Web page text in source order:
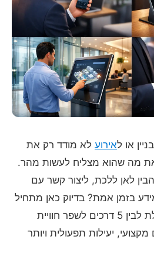
או לאירוע לא מודד רק את
מה שהוא מצליח לעשות מהר.
לאן ללכת, ליצור קשר עם
בזמן אמת? בדיוק כאן מתחיל
ההבדל בין חוויה מתסכלת לבין 5 דרכים לשפר חוויית
יעילות תפעולית ויותר